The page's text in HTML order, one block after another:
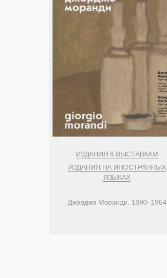
ИЗДАНИЯ К ВЫСТАВКАМ
ИЗДАНИЯ НА ИНОСТРАННЫХ
ЯЗЫКАХ
Джорджо Моранди. 1890–1964